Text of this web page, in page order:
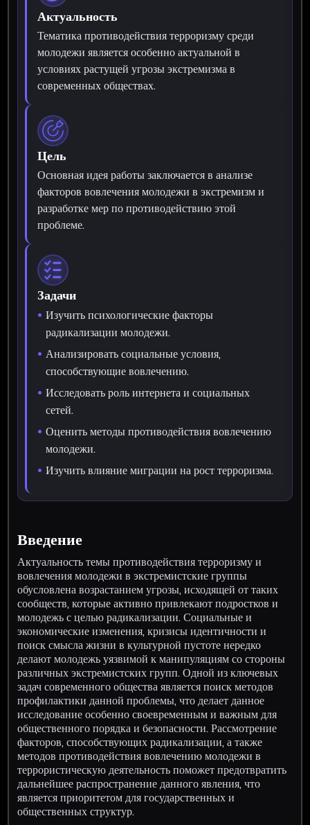
Актуальность
Тематика противодействия терроризму среди
молодежи является особенно актуальной в
условиях растущей угрозы экстремизма в
современных обществах.
Цель
Основная идея работы заключается в анализе
факторов вовлечения молодежи в экстремизм и
разработке мер по противодействию этой
проблеме.
Задачи
Изучить психологические факторы
радикализации молодежи.
Анализировать социальные условия,
способствующие вовлечению.
Исследовать роль интернета и социальных
сетей.
Оценить методы противодействия вовлечению
молодежи.
Изучить влияние миграции на рост терроризма.
Введение
Актуальность темы противодействия терроризму и
вовлечения молодежи в экстремистские группы
обусловлена возрастанием угрозы, исходящей от таких
сообществ, которые активно привлекают подростков и
молодежь с целью радикализации. Социальные и
экономические изменения, кризисы идентичности и
поиск смысла жизни в культурной пустоте нередко
делают молодежь уязвимой к манипуляциям со стороны
различных экстремистских групп. Одной из ключевых
задач современного общества является поиск методов
профилактики данной проблемы, что делает данное
исследование особенно своевременным и важным для
общественного порядка и безопасности. Рассмотрение
факторов, способствующих радикализации, а также
методов противодействия вовлечению молодежи в
террористическую деятельность поможет предотвратить
дальнейшее распространение данного явления, что
является приоритетом для государственных и
общественных структур.